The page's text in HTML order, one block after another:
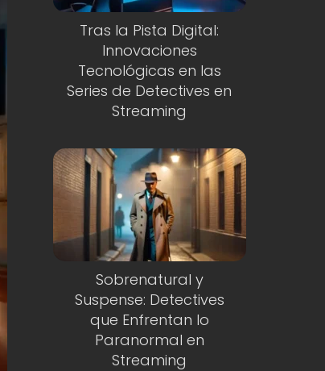
Tras la Pista Digital:
Innovaciones
Tecnológicas en las
Series de Detectives en
Streaming
Sobrenatural y
Suspense: Detectives
que Enfrentan lo
Paranormal en
Streaming